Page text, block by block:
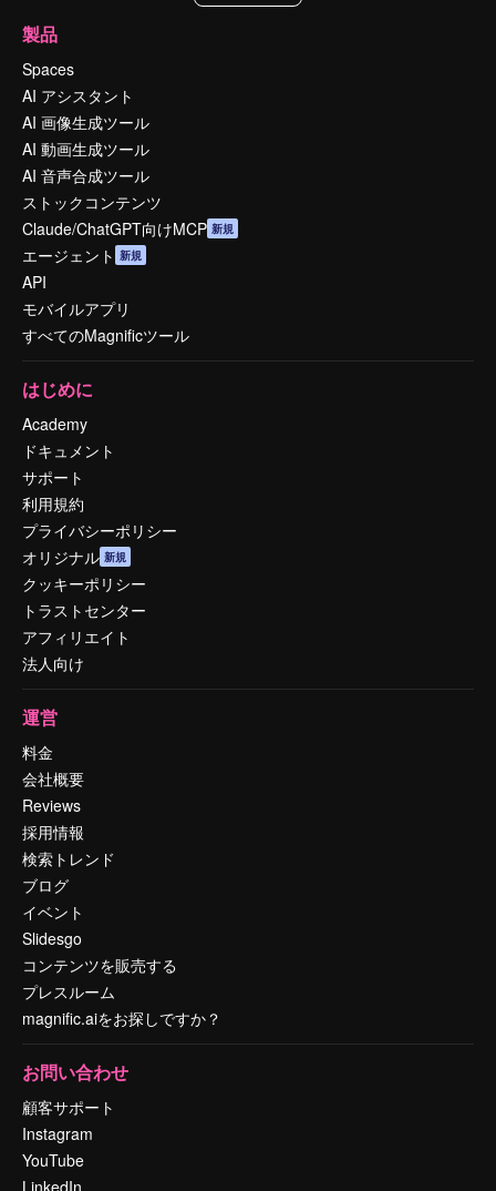
製品
Spaces
AI アシスタント
AI 画像生成ツール
AI 動画生成ツール
AI 音声合成ツール
ストックコンテンツ
Claude/ChatGPT向けMCP 新規
エージェント 新規
API
モバイルアプリ
すべてのMagnificツール
はじめに
Academy
ドキュメント
サポート
利用規約
プライバシーポリシー
オリジナル 新規
クッキーポリシー
トラストセンター
アフィリエイト
法人向け
運営
料金
会社概要
Reviews
採用情報
検索トレンド
ブログ
イベント
Slidesgo
コンテンツを販売する
プレスルーム
magnific.aiをお探しですか？
お問い合わせ
顧客サポート
Instagram
YouTube
LinkedIn